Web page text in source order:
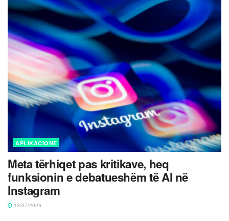
APLIKACIONE
Meta tërhiqet pas kritikave, heq
funksionin e debatueshëm të AI në
Instagram
13/07/2026